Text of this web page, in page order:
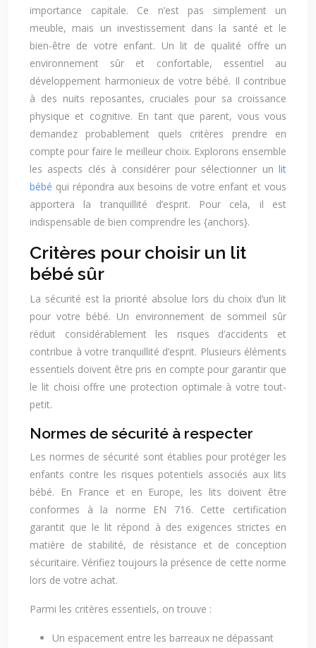
importance capitale. Ce n’est pas simplement un
meuble, mais un investissement dans la santé et le
bien-être de votre enfant. Un lit de qualité offre un
environnement sûr et confortable, essentiel au
développement harmonieux de votre bébé. Il contribue
à des nuits reposantes, cruciales pour sa croissance
physique et cognitive. En tant que parent, vous vous
demandez probablement quels critères prendre en
compte pour faire le meilleur choix. Explorons ensemble
les aspects clés à considérer pour sélectionner un lit
bébé qui répondra aux besoins de votre enfant et vous
apportera la tranquillité d’esprit. Pour cela, il est
indispensable de bien comprendre les {anchors}.
Critères pour choisir un lit
bébé sûr
La sécurité est la priorité absolue lors du choix d’un lit
pour votre bébé. Un environnement de sommeil sûr
réduit considérablement les risques d’accidents et
contribue à votre tranquillité d’esprit. Plusieurs éléments
essentiels doivent être pris en compte pour garantir que
le lit choisi offre une protection optimale à votre tout-
petit.
Normes de sécurité à respecter
Les normes de sécurité sont établies pour protéger les
enfants contre les risques potentiels associés aux lits
bébé. En France et en Europe, les lits doivent être
conformes à la norme EN 716. Cette certification
garantit que le lit répond à des exigences strictes en
matière de stabilité, de résistance et de conception
sécuritaire. Vérifiez toujours la présence de cette norme
lors de votre achat.
Parmi les critères essentiels, on trouve :
Un espacement entre les barreaux ne dépassant